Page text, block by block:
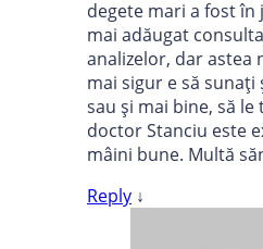
degete mari a fost în
mai adăugat
analizelor, dar astea
mai sigur e să
sau și mai bine, să
doctor Stanciu este
mâini bune. Multă
Reply ↓